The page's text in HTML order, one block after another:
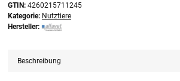
GTIN: 4260215711245
Kategorie: Nutztiere
Hersteller:
Beschreibung